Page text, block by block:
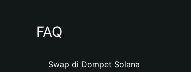
FAQ
Swap di Dompet Solana